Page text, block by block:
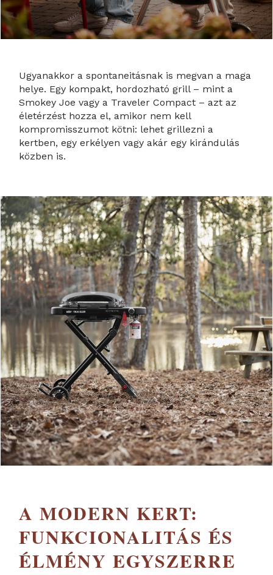
Ugyanakkor a spontaneitásnak is megvan a maga
helye. Egy kompakt, hordozható grill – mint a
Smokey Joe vagy a Traveler Compact – azt az
életérzést hozza el, amikor nem kell
kompromisszumot kötni: lehet grillezni a
kertben, egy erkélyen vagy akár egy kirándulás
közben is.
A MODERN KERT:
FUNKCIONALITÁS ÉS
ÉLMÉNY EGYSZERRE